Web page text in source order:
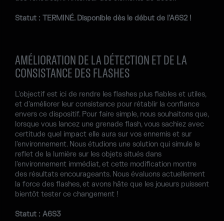
Statut : TERMINÉ. Disponible dès le début de l'A6S2 !
AMÉLIORATION DE LA DÉTECTION ET DE LA
CONSISTANCE DES FLASHES
L'objectif est ici de rendre les flashes plus fiables et utiles,
et d'améliorer leur consistance pour rétablir la confiance
envers ce dispositif. Pour faire simple, nous souhaitons que,
lorsque vous lancez une grenade flash, vous sachiez avec
certitude quel impact elle aura sur vos ennemis et sur
l'environnement. Nous étudions une solution qui simule le
reflet de la lumière sur les objets situés dans
l'environnement immédiat, et cette modification montre
des résultats encourageants. Nous évaluons actuellement
la force des flashes, et avons hâte que les joueurs puissent
bientôt tester ce changement !
Statut : A6S3